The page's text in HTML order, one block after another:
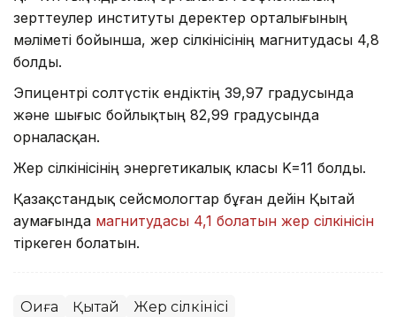
зерттеулер институты деректер орталығының
мәліметі бойынша, жер сілкінісінің магнитудасы 4,8
болды.
Эпицентрі солтүстік ендіктің 39,97 градусында
және шығыс бойлықтың 82,99 градусында
орналасқан.
Жер сілкінісінің энергетикалық класы K=11 болды.
Қазақстандық сейсмологтар бұған дейін Қытай
аумағында магнитудасы 4,1 болатын жер сілкінісін
тіркеген болатын.
Оқиға Қытай Жер сілкінісі